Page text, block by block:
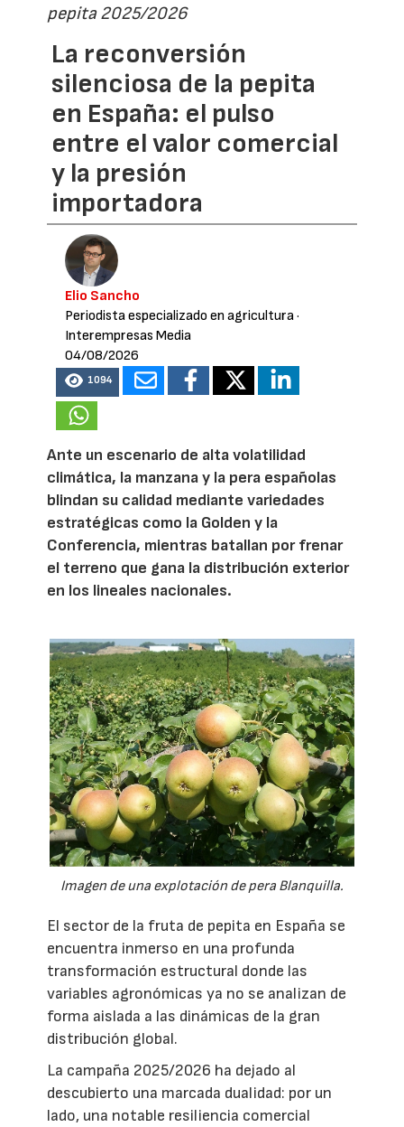
pepita 2025/2026
La reconversión
silenciosa de la pepita
en España: el pulso
entre el valor comercial
y la presión
importadora
Elio Sancho
Periodista especializado en agricultura·
Interempresas Media
04/08/2026
1094
Ante un escenario de alta volatilidad
climática, la manzana y la pera españolas
blindan su calidad mediante variedades
estratégicas como la Golden y la
Conferencia, mientras batallan por frenar
el terreno que gana la distribución exterior
en los lineales nacionales.
Imagen de una explotación de pera Blanquilla.
El sector de la fruta de pepita en España se
encuentra inmerso en una profunda
transformación estructural donde las
variables agronómicas ya no se analizan de
forma aislada a las dinámicas de la gran
distribución global.
La campaña 2025/2026 ha dejado al
descubierto una marcada dualidad: por un
lado, una notable resiliencia comercial